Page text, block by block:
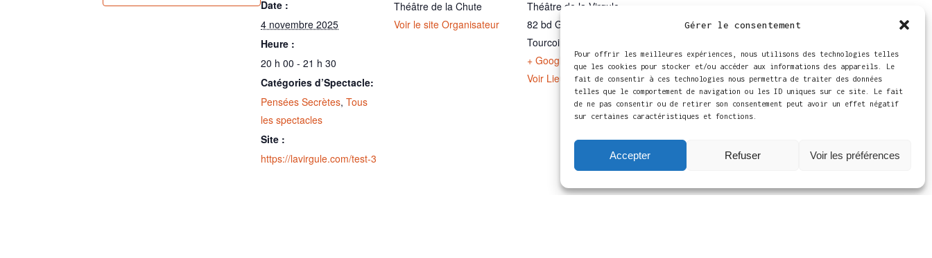
Gérer le consentement
Pour offrir les meilleures expériences, nous utilisons des technologies telles
que les cookies pour stocker et/ou accéder aux informations des appareils. Le
fait de consentir à ces technologies nous permettra de traiter des données
telles que le comportement de navigation ou les ID uniques sur ce site. Le fait
de ne pas consentir ou de retirer son consentement peut avoir un effet négatif
sur certaines caractéristiques et fonctions.
Accepter Refuser Voir les préférences
Date :
4 novembre 2025
Heure :
20 h 00 - 21 h 30
Catégories d’Spectacle:
Pensées Secrètes, Tous
les spectacles
Site :
https://lavirgule.com/test-3
Théâtre de la Chute
Voir le site Organisateur
Théâtre de la Virgule
82 bd Gambetta
Tourcoing
+ Google Map
Voir Lieu site web